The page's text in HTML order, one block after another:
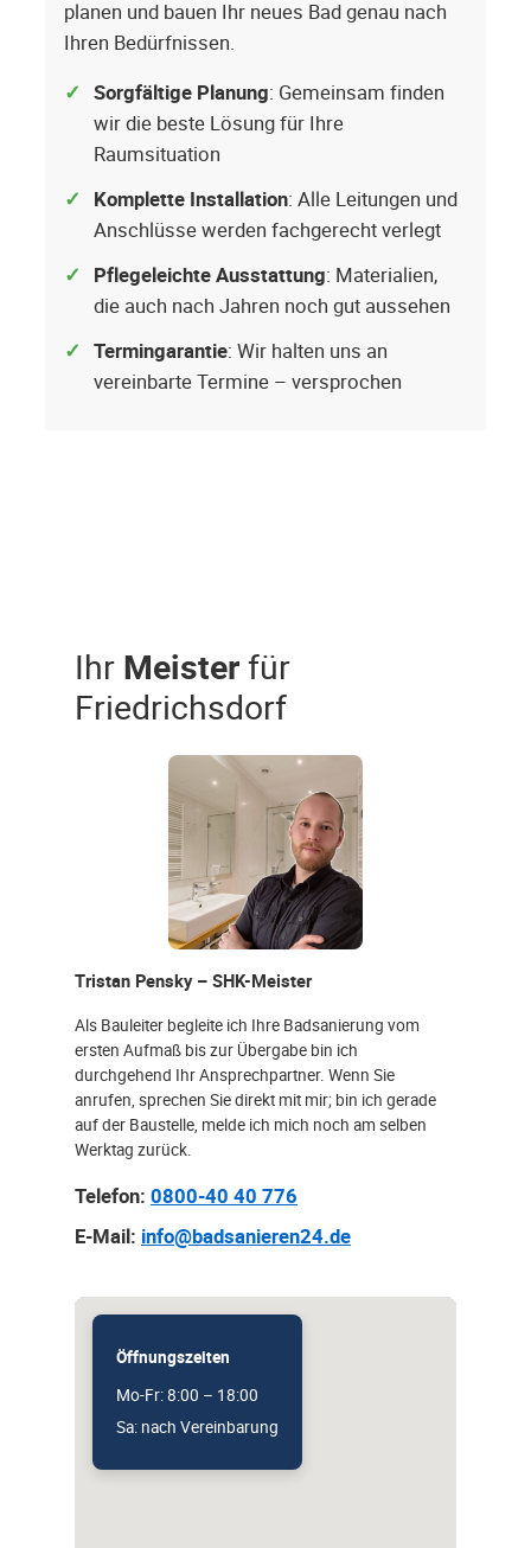
planen und bauen Ihr neues Bad genau nach
Ihren Bedürfnissen.
Sorgfältige Planung: Gemeinsam finden
wir die beste Lösung für Ihre
Raumsituation
Komplette Installation: Alle Leitungen und
Anschlüsse werden fachgerecht verlegt
Pflegeleichte Ausstattung: Materialien,
die auch nach Jahren noch gut aussehen
Termingarantie: Wir halten uns an
vereinbarte Termine – versprochen
Ihr Meisterfür
Friedrichsdorf
Tristan Pensky – SHK-Meister
Als Bauleiter begleite ich Ihre Badsanierung vom
ersten Aufmaß bis zur Übergabe bin ich
durchgehend Ihr Ansprechpartner. Wenn Sie
anrufen, sprechen Sie direkt mit mir; bin ich gerade
auf der Baustelle, melde ich mich noch am selben
Werktag zurück.
Telefon: 0800-40 40 776
E-Mail: info@badsanieren24.de
Öffnungszeiten
Mo-Fr: 8:00 – 18:00
Sa: nach Vereinbarung